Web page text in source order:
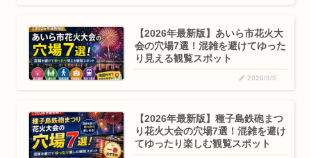
【2026年最新版】あいら市花火大
会の穴場7選！混雑を避けてゆった
り見える観覧スポット
2026/8/5
【2026年最新版】種子島鉄砲まつ
り花火大会の穴場7選！混雑を避け
てゆったり楽しむ観覧スポット